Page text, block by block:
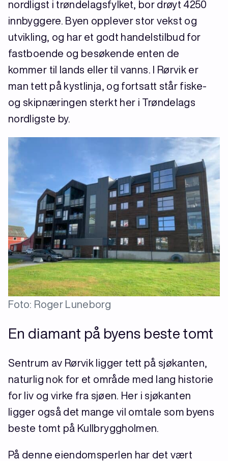
nordligst i trøndelagsfylket, bor drøyt 4250
innbyggere. Byen opplever stor vekst og
utvikling, og har et godt handelstilbud for
fastboende og besøkende enten de
kommer til lands eller til vanns. I Rørvik er
man tett på kystlinja, og fortsatt står fiske-
og skipnæringen sterkt her i Trøndelags
nordligste by.
Foto: Roger Luneborg
En diamant på byens beste tomt
Sentrum av Rørvik ligger tett på sjøkanten,
naturlig nok for et område med lang historie
for liv og virke fra sjøen. Her i sjøkanten
ligger også det mange vil omtale som byens
beste tomt på Kullbryggholmen.
På denne eiendomsperlen har det vært